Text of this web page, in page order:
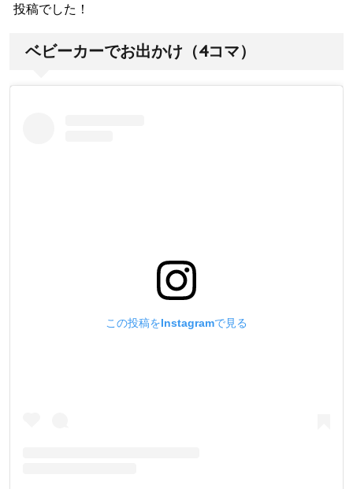
投稿でした！
ベビーカーでお出かけ（4コマ）
この投稿をInstagramで見る